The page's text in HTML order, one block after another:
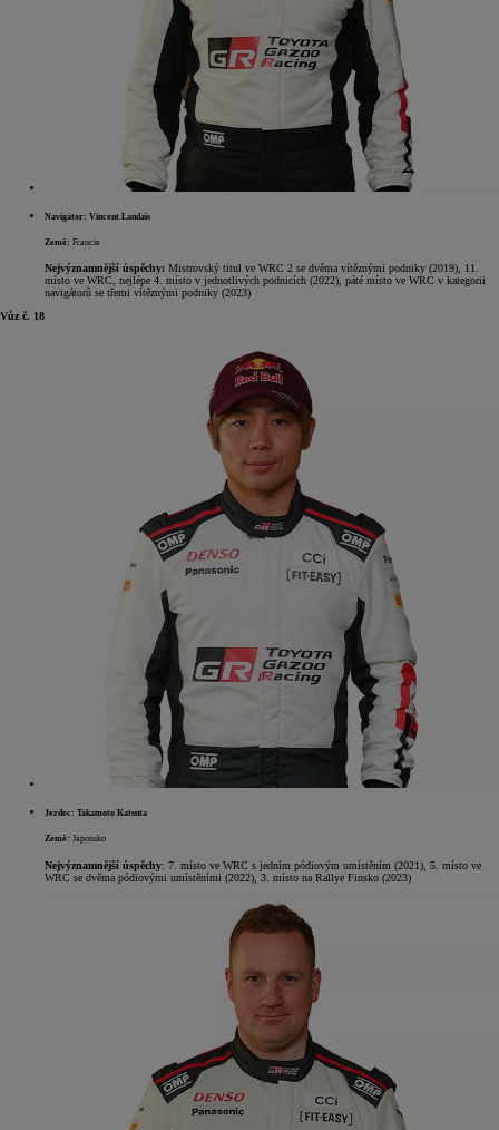
Navigátor: Vincent Landais
Země: Francie
Nejvýznamnější úspěchy: Mistrovský titul ve WRC 2 se dvěma vítěznými podniky (2019), 11.
místo ve WRC, nejlépe 4. místo v jednotlivých podnicích (2022), páté místo ve WRC v kategorii
navigátorů se třemi vítěznými podniky (2023)
Vůz č. 18
Jezdec: Takamoto Katsuta
Země: Japonsko
Nejvýznamnější úspěchy: 7. místo ve WRC s jedním pódiovým umístěním (2021), 5. místo ve
WRC se dvěma pódiovými umístěními (2022), 3. místo na Rallye Finsko (2023)